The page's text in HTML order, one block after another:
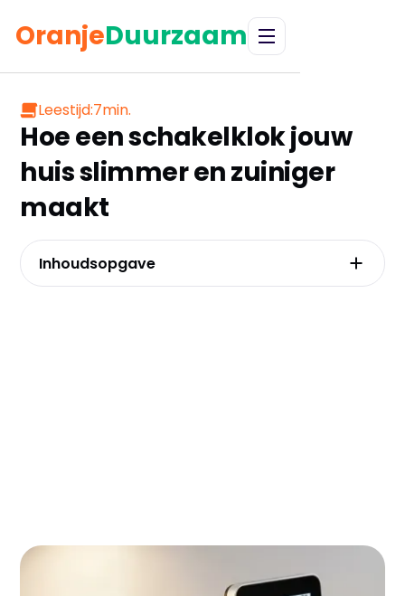
OranjeDuurzaam
Leestijd:7min.
Hoe een schakelklok jouw
huis slimmer en zuiniger
maakt
Inhoudsopgave